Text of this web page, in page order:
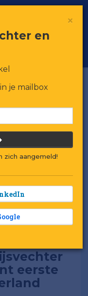
Toggle
eerste
×
en
je mailbox
zich aangemeld!